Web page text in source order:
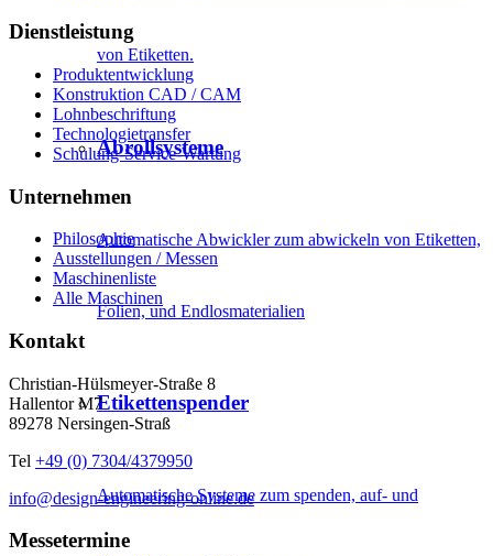
von Etiketten.
Abrollsysteme
Automatische Abwickler zum abwickeln von Etiketten,
Folien, und Endlosmaterialien
Etikettenspender
Automatische Systeme zum spenden, auf- und
Dienstleistung
Produktentwicklung
Konstruktion CAD / CAM
Lohnbeschriftung
Technologietransfer
Schulung-Service-Wartung
Unternehmen
Philosophie
Ausstellungen / Messen
Maschinenliste
Alle Maschinen
Kontakt
Christian-Hülsmeyer-Straße 8
Hallentor M7
89278 Nersingen-Straß
Tel +49 (0) 7304/4379950
info@design-engineering-online.de
Messetermine